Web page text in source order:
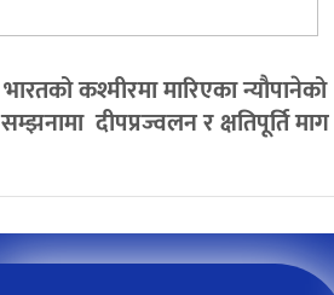
भारतको कश्मीरमा मारिएका न्यौपानेको
सम्झनामा दीपप्रज्वलन र क्षतिपूर्ति माग